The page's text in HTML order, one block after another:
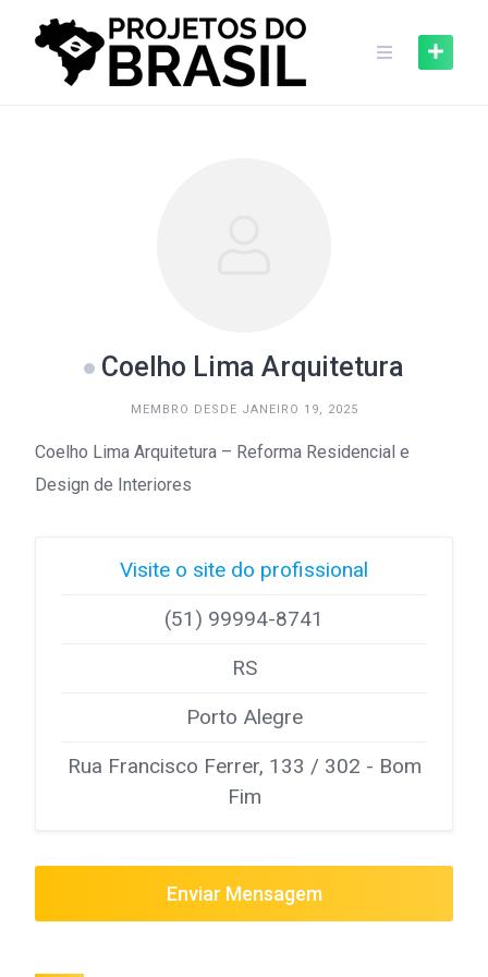
Coelho Lima Arquitetura
MEMBRO DESDE JANEIRO 19, 2025
Coelho Lima Arquitetura – Reforma Residencial e
Design de Interiores
Visite o site do profissional
(51) 99994-8741
RS
Porto Alegre
Rua Francisco Ferrer, 133 / 302 - Bom
Fim
Enviar Mensagem